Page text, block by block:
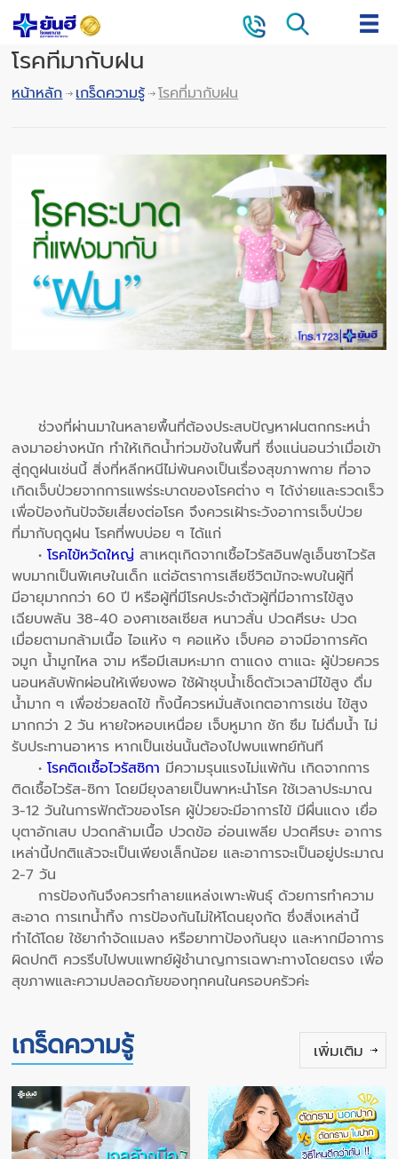
โรคที่มากับฝน
หน้าหลัก เกร็ดความรู้ โรคที่มากับฝน
ช่วงที่ผ่านมาในหลายพื้นที่ต้องประสบปัญหาฝนตกกระหน่ำ
ลงมาอย่างหนัก ทำให้เกิดน้ำท่วมขังในพื้นที่ ซึ่งแน่นอนว่าเมื่อเข้า
สู่ฤดูฝนเช่นนี้ สิ่งที่หลีกหนีไม่พ้นคงเป็นเรื่องสุขภาพกาย ที่อาจ
เกิดเจ็บป่วยจากการแพร่ระบาดของโรคต่าง ๆ ได้ง่ายและรวดเร็ว
เพื่อป้องกันปัจจัยเสี่ยงต่อโรค จึงควรเฝ้าระวังอาการเจ็บป่วย
ที่มากับฤดูฝน โรคที่พบบ่อย ๆ ได้แก่
•โรคไข้หวัดใหญ่ สาเหตุเกิดจากเชื้อไวรัสอินฟลูเอ็นซาไวรัส
พบมากเป็นพิเศษในเด็ก แต่อัตราการเสียชีวิตมักจะพบในผู้ที่
มีอายุมากกว่า 60 ปี หรือผู้ที่มีโรคประจำตัวผู้ที่มีอาการไข้สูง
เฉียบพลัน 38-40 องศาเซลเซียส หนาวสั่น ปวดศีรษะ ปวด
เมื่อยตามกล้ามเนื้อ ไอแห้ง ๆ คอแห้ง เจ็บคอ อาจมีอาการคัด
จมูก น้ำมูกไหล จาม หรือมีเสมหะมาก ตาแดง ตาแฉะ ผู้ป่วยควร
นอนหลับพักผ่อนให้เพียงพอ ใช้ผ้าชุบน้ำเช็ดตัวเวลามีไข้สูง ดื่ม
น้ำมาก ๆ เพื่อช่วยลดไข้ ทั้งนี้ควรหมั่นสังเกตอาการเช่น ไข้สูง
มากกว่า 2 วัน หายใจหอบเหนื่อย เจ็บหูมาก ชัก ซึม ไม่ดื่มน้ำ ไม่
รับประทานอาหาร หากเป็นเช่นนั้นต้องไปพบแพทย์ทันที
• โรคติดเชื้อไวรัสซิกา มีความรุนแรงไม่แพ้กัน เกิดจากการ
ติดเชื้อไวรัส-ซิกา โดยมียุงลายเป็นพาหะนำโรค ใช้เวลาประมาณ
3-12 วันในการฟักตัวของโรค ผู้ป่วยจะมีอาการไข้ มีผื่นแดง เยื่อ
บุตาอักเสบ ปวดกล้ามเนื้อ ปวดข้อ อ่อนเพลีย ปวดศีรษะ อาการ
เหล่านี้ปกติแล้วจะเป็นเพียงเล็กน้อย และอาการจะเป็นอยู่ประมาณ
2-7 วัน
การป้องกันจึงควรทำลายแหล่งเพาะพันธุ์ ด้วยการทำความ
สะอาด การเทน้ำทิ้ง การป้องกันไม่ให้โดนยุงกัด ซึ่งสิ่งเหล่านี้
ทำได้โดย ใช้ยากำจัดแมลง หรือยาทาป้องกันยุง และหากมีอาการ
ผิดปกติ ควรรีบไปพบแพทย์ผู้ชำนาญการเฉพาะทางโดยตรง เพื่อ
สุขภาพและความปลอดภัยของทุกคนในครอบครัวค่ะ
เกร็ดความรู้ เพิ่มเติม